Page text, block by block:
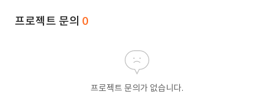
프로젝트 문의 0
프로젝트 문의가 없습니다.